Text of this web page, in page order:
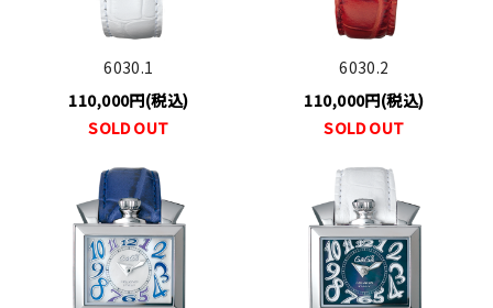
6030.1
110,000円(税込)
SOLD OUT
6030.2
110,000円(税込)
SOLD OUT